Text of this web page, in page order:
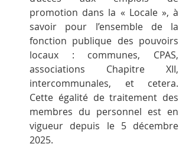
promotion dans la « Locale », à
savoir pour l’ensemble de la
fonction publique des pouvoirs
locaux : communes, CPAS,
associations Chapitre XII,
intercommunales, et cetera.
Cette égalité de traitement des
membres du personnel est en
vigueur depuis le 5 décembre
2025.